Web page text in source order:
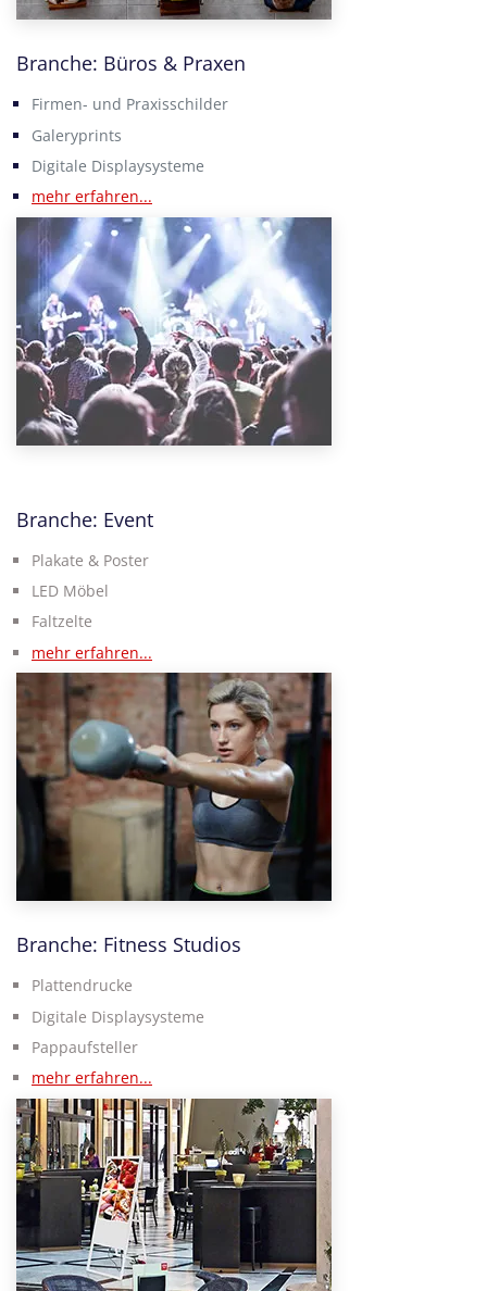
Branche: Büros & Praxen
Firmen- und Praxisschilder
Galeryprints
Digitale Displaysysteme
mehr erfahren...
Branche: Event
Plakate & Poster
LED Möbel
Faltzelte
mehr erfahren...
Branche: Fitness Studios
Plattendrucke
Digitale Displaysysteme
Pappaufsteller
mehr erfahren...